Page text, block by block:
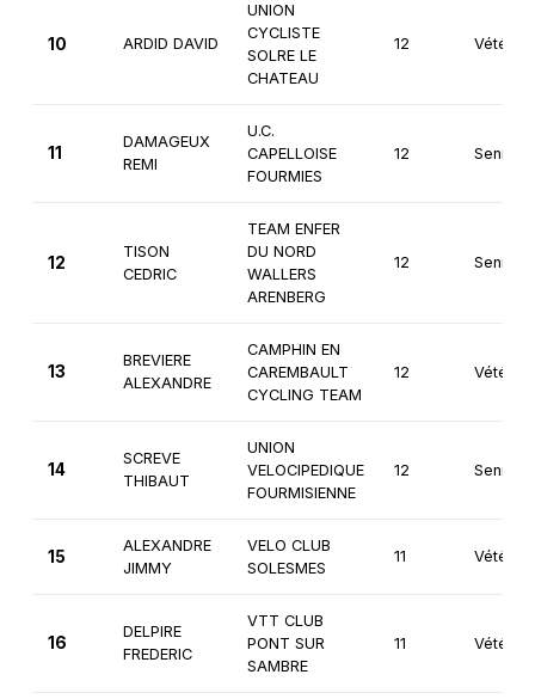
10 ARDID DAVID
UNION
CYCLISTE
SOLRE LE
CHATEAU
12
11
DAMAGEUX
REMI
U.C.
CAPELLOISE
FOURMIES
12 Seniors
12
TISON
CEDRIC
TEAM ENFER
DU NORD
WALLERS
ARENBERG
12 Seniors
13
BREVIERE
ALEXANDRE
CAMPHIN EN
CAREMBAULT
CYCLING TEAM
12
14
SCREVE
THIBAUT
UNION
VELOCIPEDIQUE
FOURMISIENNE
12 Seniors
15
ALEXANDRE
JIMMY
VELO CLUB
SOLESMES
11
16
DELPIRE
FREDERIC
VTT CLUB
PONT SUR
SAMBRE
11